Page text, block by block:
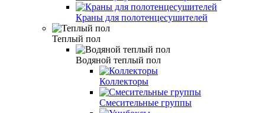
Краны для полотенцесушителей
Теплый пол
Водяной теплый пол
Коллекторы
Смесительные группы